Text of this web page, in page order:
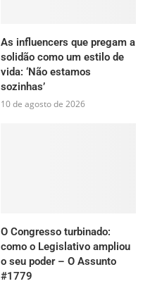
As influencers que pregam a
solidão como um estilo de
vida: ‘Não estamos
sozinhas’
10 de agosto de 2026
O Congresso turbinado:
como o Legislativo ampliou
o seu poder – O Assunto
#1779